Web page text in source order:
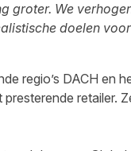
groter. We
doelen voor
regio’s DACH en
retailer.